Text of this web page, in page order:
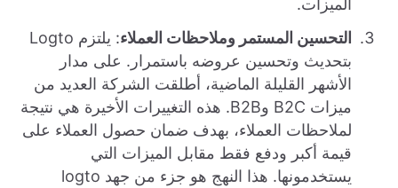
الميزات.
التحسين المستمر وملاحظات العملاء
: يلتزم Logto
بتحديث وتحسين عروضه باستمرار. على مدار
الأشهر القليلة الماضية، أطلقت الشركة العديد من
ميزات B2C وB2B. هذه التغييرات الأخيرة هي نتيجة
لملاحظات العملاء، بهدف ضمان حصول العملاء على
قيمة أكبر ودفع فقط مقابل الميزات التي
يستخدمونها. هذا النهج هو جزء من جهد logto